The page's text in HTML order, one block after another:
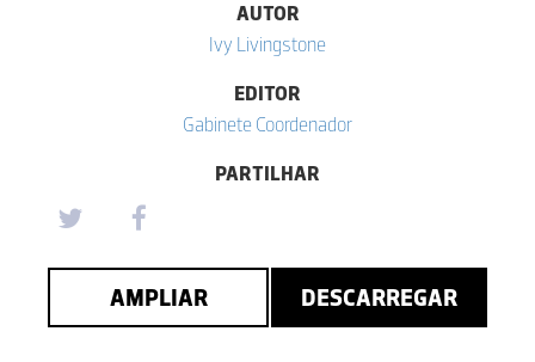
AUTOR
Ivy Livingstone
EDITOR
Gabinete Coordenador
PARTILHAR
AMPLIAR DESCARREGAR